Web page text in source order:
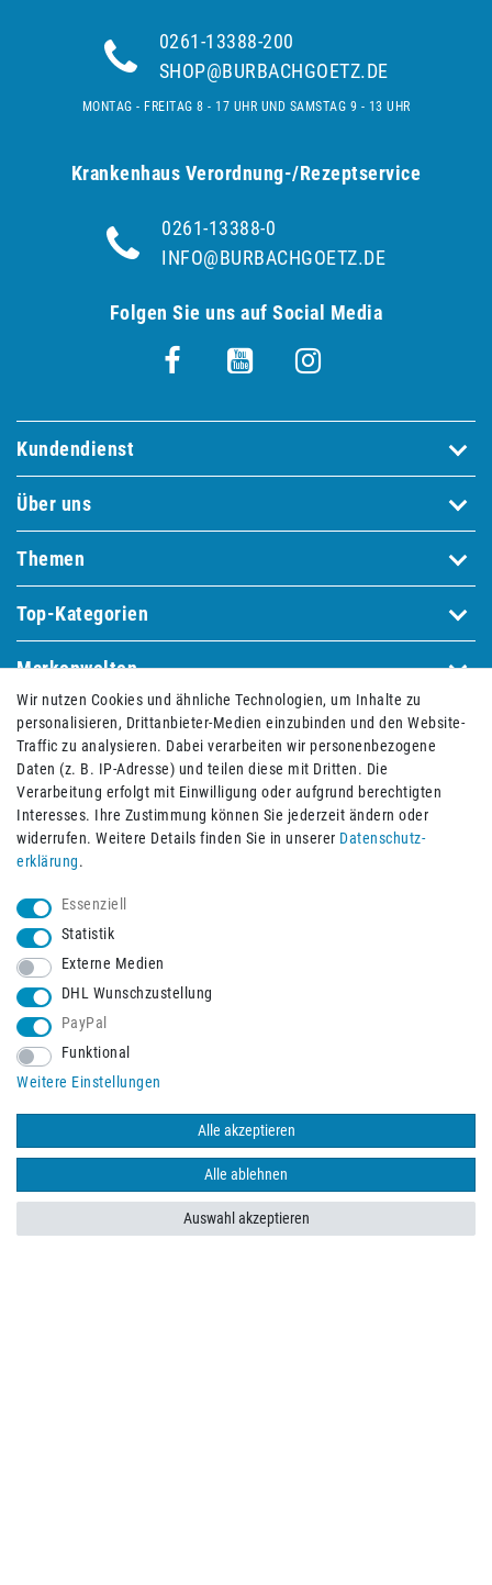
0261-13388-200
SHOP@BURBACHGOETZ.DE
MONTAG - FREITAG 8 - 17 UHR UND SAMSTAG 9 - 13 UHR
Krankenhaus Verordnung-/Rezeptservice
0261-13388-0
INFO@BURBACHGOETZ.DE
Folgen Sie uns auf Social Media
Kundendienst
Über uns
Themen
Top-Kategorien
Markenwelten
Bequem und sicher bezahlen mit
Schneller Versand mit
Wir nutzen Cookies und ähnliche Technologien, um Inhalte zu
personalisieren, Drittanbieter-Medien einzubinden und den Website-
Traffic zu analysieren. Dabei verarbeiten wir personenbezogene
Daten (z. B. IP-Adresse) und teilen diese mit Dritten. Die
Verarbeitung erfolgt mit Einwilligung oder aufgrund berechtigten
Interesses. Ihre Zustimmung können Sie jederzeit ändern oder
widerrufen. Weitere Details finden Sie in unserer Daten­schutz­
erklärung.
Essenziell
Statistik
Externe Medien
DHL Wunschzustellung
PayPal
Funktional
Weitere Einstellungen
Alle akzeptieren
Alle ablehnen
Auswahl akzeptieren